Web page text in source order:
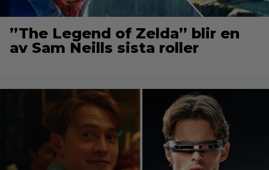
”The Legend of Zelda” blir en
av Sam Neills sista roller